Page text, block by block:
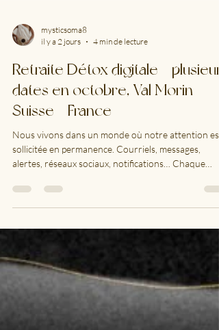
il y a 2 jours
4 min de lecture
Retraite Détox digitale - plusieurs
dates en octobre, Val Morin -
Suisse - France
Nous vivons dans un monde où notre attention est
alertes, réseaux sociaux, notifications… Chaque
Le véritable coût d’une notification ne se mesure
uniquement en secondes, mais en énergie mentale.
chaque interruption, notre cerveau doit quitter la
tâche en cours, réorienter son attention, puis
un effort supplémentaire po